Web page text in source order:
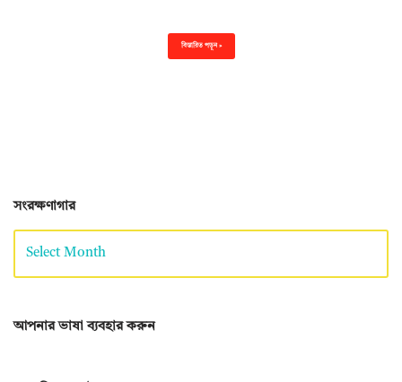
বিস্তারিত পড়ুন »
সংরক্ষণাগার
আপনার ভাষা ব্যবহার করুন